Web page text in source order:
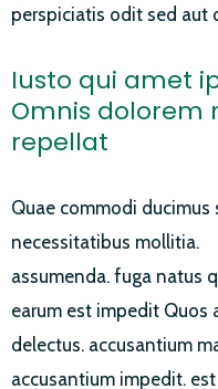
perspiciatis odit sed aut
Iusto qui amet
Omnis dolorem
repellat
Quae commodi
necessitatibus mollitia.
assumenda. fuga natus
earum est impedit Quos
delectus. accusantium
accusantium impedit.